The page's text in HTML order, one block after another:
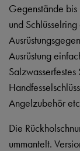
Gegenstände
und
Ausrüstung
Salzwasserfestes
Angelzubehör
Die
ummantelt.